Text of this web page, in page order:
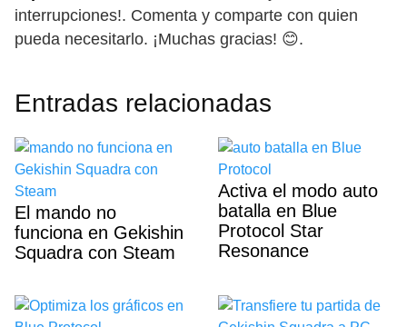
interrupciones!. Comenta y comparte con quien
pueda necesitarlo. ¡Muchas gracias! 😊.
Entradas relacionadas
El mando no
funciona en Gekishin
Squadra con Steam
Activa el modo auto
batalla en Blue
Protocol Star
Resonance